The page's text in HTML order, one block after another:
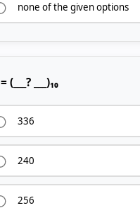
none of the given options
(___? ___)₁₀
336
240
256